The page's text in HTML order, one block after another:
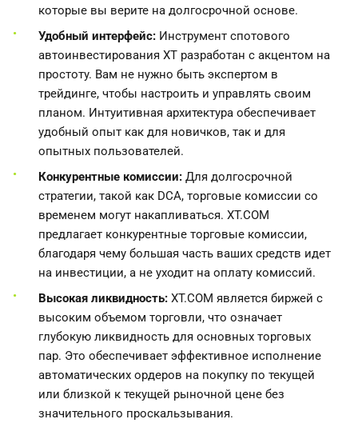
которые вы верите на долгосрочной основе.
Удобный интерфейс: Инструмент спотового
автоинвестирования XT разработан с акцентом на
простоту. Вам не нужно быть экспертом в
трейдинге, чтобы настроить и управлять своим
планом. Интуитивная архитектура обеспечивает
удобный опыт как для новичков, так и для
опытных пользователей.
Конкурентные комиссии: Для долгосрочной
стратегии, такой как DCA, торговые комиссии со
временем могут накапливаться. XT.COM
предлагает конкурентные торговые комиссии,
благодаря чему большая часть ваших средств идет
на инвестиции, а не уходит на оплату комиссий.
Высокая ликвидность: XT.COM является биржей с
высоким объемом торговли, что означает
глубокую ликвидность для основных торговых
пар. Это обеспечивает эффективное исполнение
автоматических ордеров на покупку по текущей
или близкой к текущей рыночной цене без
значительного проскальзывания.